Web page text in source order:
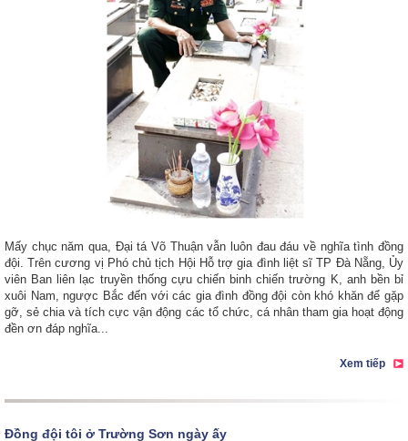
Mấy chục năm qua, Đại tá Võ Thuận vẫn luôn đau đáu về nghĩa tình đồng
đội. Trên cương vị Phó chủ tịch Hội Hỗ trợ gia đình liệt sĩ TP Đà Nẵng, Ủy
viên Ban liên lạc truyền thống cựu chiến binh chiến trường K, anh bền bỉ
xuôi Nam, ngược Bắc đến với các gia đình đồng đội còn khó khăn để gặp
gỡ, sẻ chia và tích cực vận động các tổ chức, cá nhân tham gia hoạt động
đền ơn đáp nghĩa...
Xem tiếp
Đồng đội tôi ở Trường Sơn ngày ấy